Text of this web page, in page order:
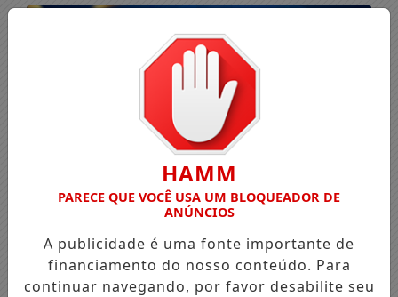
HAMM
PARECE QUE VOCÊ USA UM BLOQUEADOR DE
ANÚNCIOS
A publicidade é uma fonte importante de
financiamento do nosso conteúdo. Para
continuar navegando, por favor desabilite seu